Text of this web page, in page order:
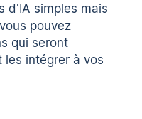
d'IA simples mais
pouvez
qui seront
les intégrer à vos